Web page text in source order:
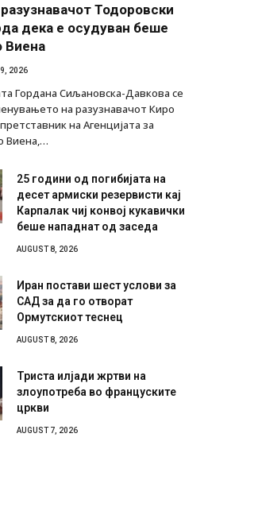
разузнавачот Тодоровски
дека е осудуван беше
Виена
2026
Гордана Сиљановска-Давкова се
на разузнавачот Киро
на Агенцијата за
Виена,…
25 години од погибијата на
десет армиски резервисти кај
Карпалак чиј конвој кукавички
беше нападнат од заседа
AUGUST 8, 2026
Иран постави шест услови за
САД за да го отворат
Ормутскиот теснец
AUGUST 8, 2026
Триста илјади жртви на
злоупотреба во француските
цркви
AUGUST 7, 2026